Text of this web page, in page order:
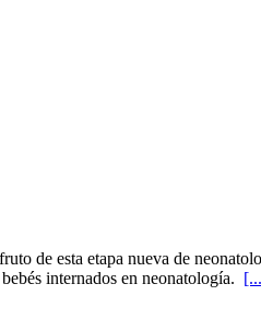
de esta etapa nueva de
internados en neonatología.